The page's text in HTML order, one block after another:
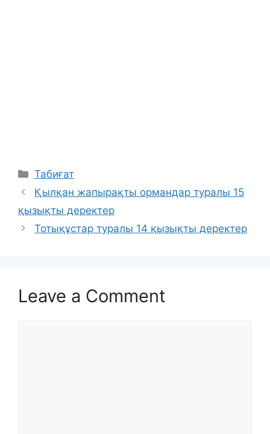
Categories
Табиғат
Қылқан жапырақты ормандар туралы 15
қызықты деректер
Тотықұстар туралы 14 қызықты деректер
Leave a Comment